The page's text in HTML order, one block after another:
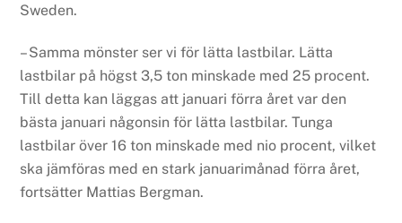
Sweden.
– Samma mönster ser vi för lätta lastbilar. Lätta
lastbilar på högst 3,5 ton minskade med 25 procent.
Till detta kan läggas att januari förra året var den
bästa januari någonsin för lätta lastbilar. Tunga
lastbilar över 16 ton minskade med nio procent, vilket
ska jämföras med en stark januarimånad förra året,
fortsätter Mattias Bergman.